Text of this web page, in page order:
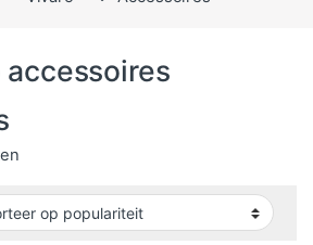
accessoires
Gesorteerd op populariteit